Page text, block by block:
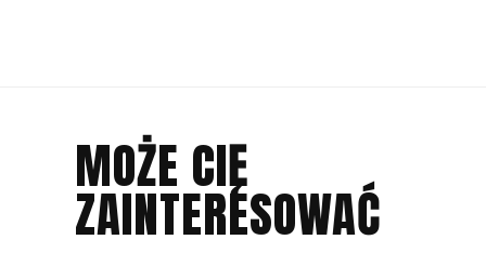
MOŻE CIĘ
ZAINTERESOWAĆ